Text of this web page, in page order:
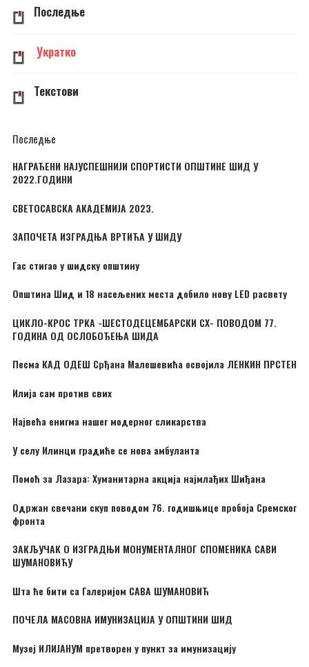
Последње
Укратко
Текстови
Последње
НАГРАЂЕНИ НАЈУСПЕШНИЈИ СПОРТИСТИ ОПШТИНЕ ШИД У
2022.ГОДИНИ
СВЕТОСАВСКА АКАДЕМИЈА 2023.
ЗАПОЧЕТА ИЗГРАДЊА ВРТИЋА У ШИДУ
Гас стигао у шидску општину
Општина Шид и 18 насељених места добило нову LED расвету
ЦИКЛО-КРОС ТРКА -ШЕСТОДЕЦЕМБАРСКИ CX- ПОВОДОМ 77.
ГОДИНА ОД ОСЛОБОЂЕЊА ШИДА
Песма КАД ОДЕШ Срђана Малешевића освојила ЛЕНКИН ПРСТЕН
Илија сам против свих
Највећа енигма нашег модерног сликарства
У селу Илинци градиће се нова амбуланта
Помоћ за Лазара: Хуманитарна акција најмлађих Шиђана
Одржан свечани скуп поводом 76. годишњице пробоја Сремског
фронта
ЗАКЉУЧАК О ИЗГРАДЊИ МОНУМЕНТАЛНОГ СПОМЕНИКА САВИ
ШУМАНОВИЋУ
Шта ће бити са Галеријом САВА ШУМАНОВИЋ
ПОЧЕЛА МАСОВНА ИМУНИЗАЦИЈА У ОПШТИНИ ШИД
Музеј ИЛИЈАНУМ претворен у пункт за имунизацију